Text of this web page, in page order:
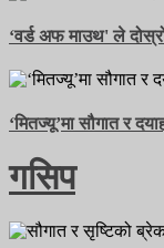
‘वर्ड अफ माउथ' ले
‘मितज्यू’मा सौगात र
गसिप